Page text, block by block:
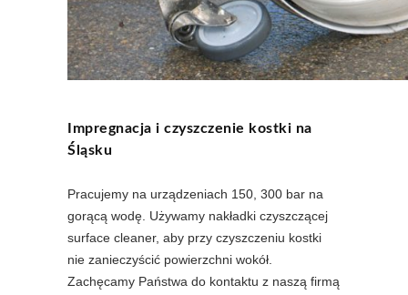
Impregnacja i czyszczenie kostki na
Śląsku
Pracujemy na urządzeniach 150, 300 bar na
gorącą wodę. Używamy nakładki czyszczącej
surface cleaner, aby przy czyszczeniu kostki
nie zanieczyścić powierzchni wokół.
Zachęcamy Państwa do kontaktu z naszą firmą